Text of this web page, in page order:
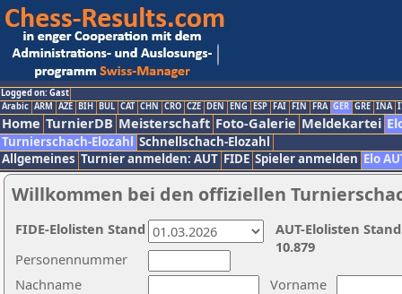
Logged on: Gast
Arabic ARM AZE BIH BUL CAT CHN CRO CZE DEN ENG ESP FAI FIN FRA GER GRE INA
Home TurnierDB Meisterschaft Foto-Galerie Meldekartei
Turnierschach-Elozahl Schnellschach-Elozahl
Allgemeines Turnier anmelden: AUT FIDE Spieler anmelden Elo
Willkommen bei den offiziellen
Nachname
Vorname
Personennummer
AUT-Elolisten
10.879
FIDE-Elolisten Stand